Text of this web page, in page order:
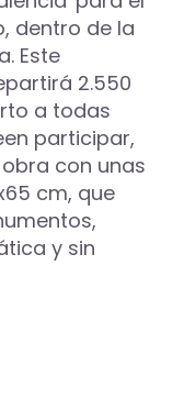
dentro de la
Este
2.550
a todas
participar,
con unas
cm, que
y sin